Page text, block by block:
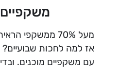
מעל 70% ממשקפי הראיה שלנו מוכנים תוך פחות משעה.
אז למה לחכות
עם משקפיים מוכנים.